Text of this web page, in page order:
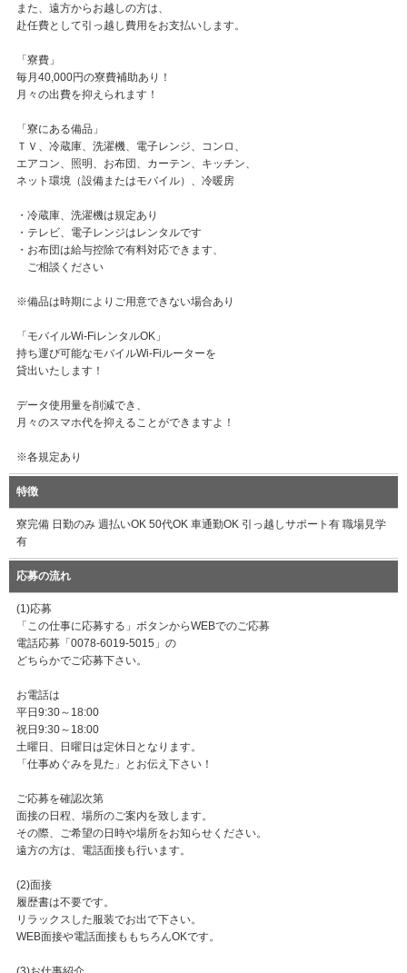
また、遠方からお越しの方は、
赴任費として引っ越し費用をお支払いします。
「寮費」
毎月40,000円の寮費補助あり！
月々の出費を抑えられます！
「寮にある備品」
ＴＶ、冷蔵庫、洗濯機、電子レンジ、コンロ、
エアコン、照明、お布団、カーテン、キッチン、
ネット環境（設備またはモバイル）、冷暖房
・冷蔵庫、洗濯機は規定あり
・テレビ、電子レンジはレンタルです
・お布団は給与控除で有料対応できます、
ご相談ください
※備品は時期によりご用意できない場合あり
「モバイルWi-FiレンタルOK」
持ち運び可能なモバイルWi-Fiルーターを
貸出いたします！
データ使用量を削減でき、
月々のスマホ代を抑えることができますよ！
※各規定あり
特徴
寮完備 日勤のみ 週払いOK 50代OK 車通勤OK 引っ越しサポート有 職場見学
有
応募の流れ
(1)応募
「この仕事に応募する」ボタンからWEBでのご応募
電話応募「0078-6019-5015」の
どちらかでご応募下さい。
お電話は
平日9:30～18:00
祝日9:30～18:00
土曜日、日曜日は定休日となります。
「仕事めぐみを見た」とお伝え下さい！
ご応募を確認次第
面接の日程、場所のご案内を致します。
その際、ご希望の日時や場所をお知らせください。
遠方の方は、電話面接も行います。
(2)面接
履歴書は不要です。
リラックスした服装でお出で下さい。
WEB面接や電話面接ももちろんOKです。